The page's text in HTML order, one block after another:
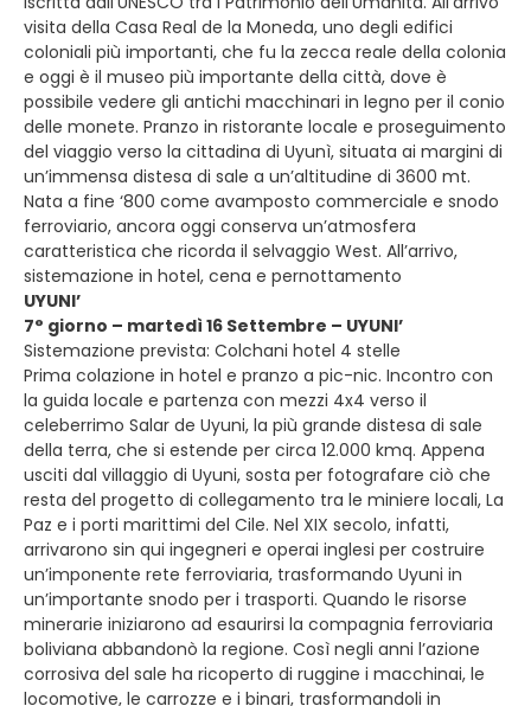
visita della Casa Real de la Moneda, uno degli edifici
coloniali più importanti, che fu la zecca reale della colonia
e oggi è il museo più importante della città, dove è
possibile vedere gli antichi macchinari in legno per il conio
delle monete. Pranzo in ristorante locale e proseguimento
del viaggio verso la cittadina di Uyunì, situata ai margini di
un’immensa distesa di sale a un’altitudine di 3600 mt.
Nata a fine ‘800 come avamposto commerciale e snodo
ferroviario, ancora oggi conserva un’atmosfera
caratteristica che ricorda il selvaggio West. All’arrivo,
sistemazione in hotel, cena e pernottamento
UYUNI’
7° giorno – martedì 16 Settembre – UYUNI’
Sistemazione prevista: Colchani hotel 4 stelle
Prima colazione in hotel e pranzo a pic-nic. Incontro con
la guida locale e partenza con mezzi 4x4 verso il
celeberrimo Salar de Uyuni, la più grande distesa di sale
della terra, che si estende per circa 12.000 kmq. Appena
usciti dal villaggio di Uyuni, sosta per fotografare ciò che
resta del progetto di collegamento tra le miniere locali, La
Paz e i porti marittimi del Cile. Nel XIX secolo, infatti,
arrivarono sin qui ingegneri e operai inglesi per costruire
un’imponente rete ferroviaria, trasformando Uyuni in
un’importante snodo per i trasporti. Quando le risorse
minerarie iniziarono ad esaurirsi la compagnia ferroviaria
boliviana abbandonò la regione. Così negli anni l’azione
corrosiva del sale ha ricoperto di ruggine i macchinai, le
locomotive, le carrozze e i binari, trasformandoli in